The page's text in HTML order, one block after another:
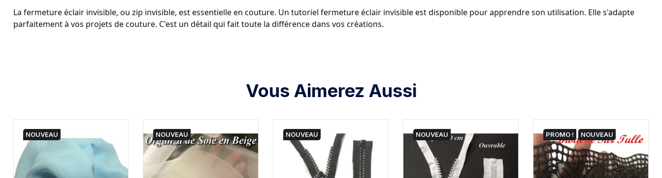
La fermeture éclair invisible, ou zip invisible, est essentielle en couture. Un tutoriel fermeture éclair invisible est disponible pour apprendre son utilisation. Elle s'adapte
parfaitement à vos projets de couture. C'est un détail qui fait toute la différence dans vos créations.
Vous Aimerez Aussi
NOUVEAU NOUVEAU NOUVEAU NOUVEAU PROMO ! NOUVEAU